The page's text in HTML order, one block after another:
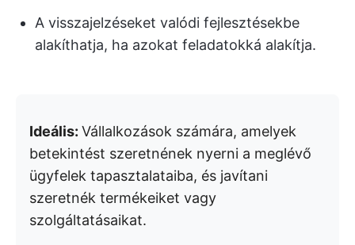
A visszajelzéseket valódi fejlesztésekbe
alakíthatja, ha azokat feladatokká alakítja.
Ideális: Vállalkozások számára, amelyek
betekintést szeretnének nyerni a meglévő
ügyfelek tapasztalataiba, és javítani
szeretnék termékeiket vagy
szolgáltatásaikat.